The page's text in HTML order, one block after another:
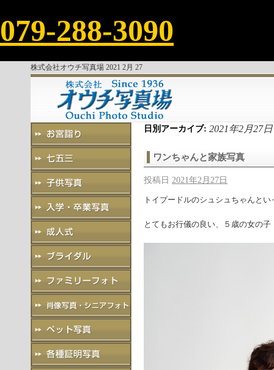
079-288-3090
株式会社オウチ写真場 2021 2月 27
日別アーカイブ: 2021年2月27日
ワンちゃんと家族写真
投稿日 2021年2月27日
トイプードルのシュシュちゃんと
とてもお行儀の良い、５歳の女の